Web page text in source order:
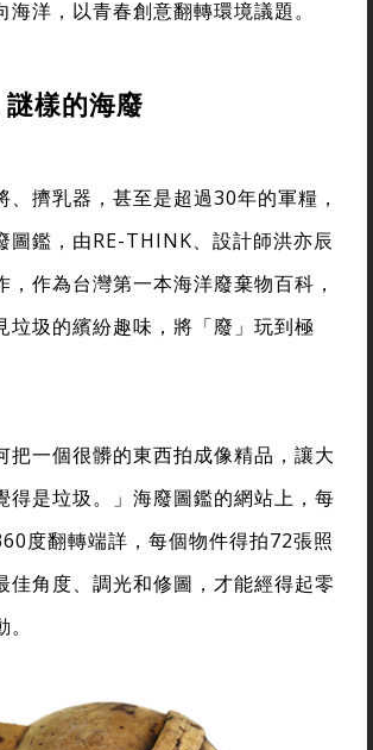
海洋，以青春創意翻轉環境議題。
樣的海廢
、擠乳器，甚至是超過30年的軍糧，
圖鑑，由RE-THINK、設計師洪亦辰
，作為台灣第一本海洋廢棄物百科，
垃圾的繽紛趣味，將「廢」玩到極
把一個很髒的東西拍成像精品，讓大
得是垃圾。」海廢圖鑑的網站上，每
度翻轉端詳，每個物件得拍72張照
佳角度、調光和修圖，才能經得起零